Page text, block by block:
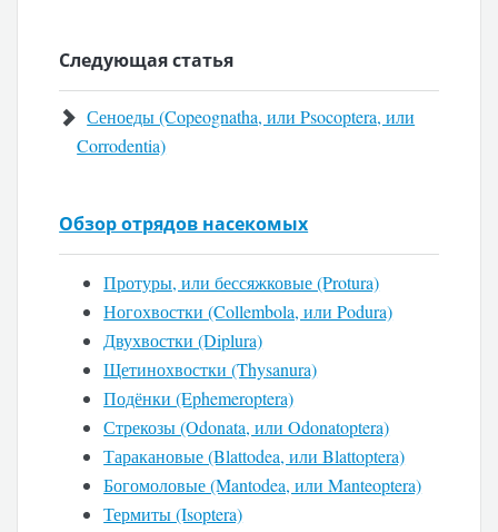
Следующая статья
Сеноеды (Copeognatha, или Psocoptera, или
Corrodentia)
Обзор отрядов насекомых
Протуры, или бессяжковые (Protura)
Ногохвостки (Collembola, или Podura)
Двухвостки (Diplura)
Щетинохвостки (Thysanura)
Подёнки (Ephemeroptera)
Стрекозы (Odonata, или Odonatoptera)
Таракановые (Blattodea, или Blattoptera)
Богомоловые (Mantodea, или Manteoptera)
Термиты (Isoptera)